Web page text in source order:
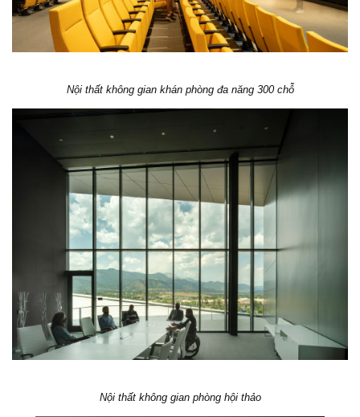
Nội thất không gian khán phòng đa năng 300 chỗ
Nội thất không gian phòng hội thảo